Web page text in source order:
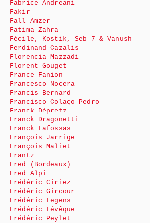
Fabrice Andreani
Fakir
Fall Amzer
Fatima Zahra
Fécile, Kostik, Seb 7 & Vanush
Ferdinand Cazalis
Florencia Mazzadi
Florent Gouget
France Fanion
Francesco Nocera
Francis Bernard
Francisco Colaço Pedro
Franck Dépretz
Franck Dragonetti
Franck Lafossas
François Jarrige
François Maliet
Frantz
Fred (Bordeaux)
Fred Alpi
Frédéric Ciriez
Frédéric Gircour
Frédéric Legens
Frédéric Lévêque
Frédéric Peylet